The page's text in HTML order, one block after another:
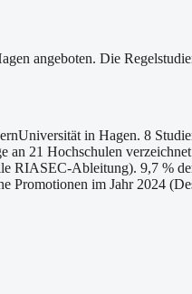
angeboten. Die
in Hagen. 8
an 21 Hochschulen
RIASEC-Ableitung). 9,7 %
Promotionen im Jahr 2024